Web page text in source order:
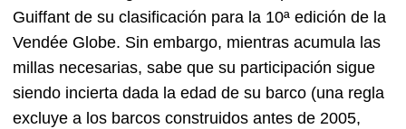
Guiffant de su clasificación para la 10ª edición de la
Vendée Globe. Sin embargo, mientras acumula las
millas necesarias, sabe que su participación sigue
siendo incierta dada la edad de su barco (una regla
excluye a los barcos construidos antes de 2005,